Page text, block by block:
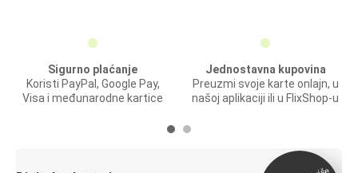
Sigurno plaćanje
Koristi PayPal, Google Pay,
Visa i međunarodne kartice
Jednostavna kupovina
Preuzmi svoje karte onlajn, u
našoj aplikaciji ili u FlixShop-u